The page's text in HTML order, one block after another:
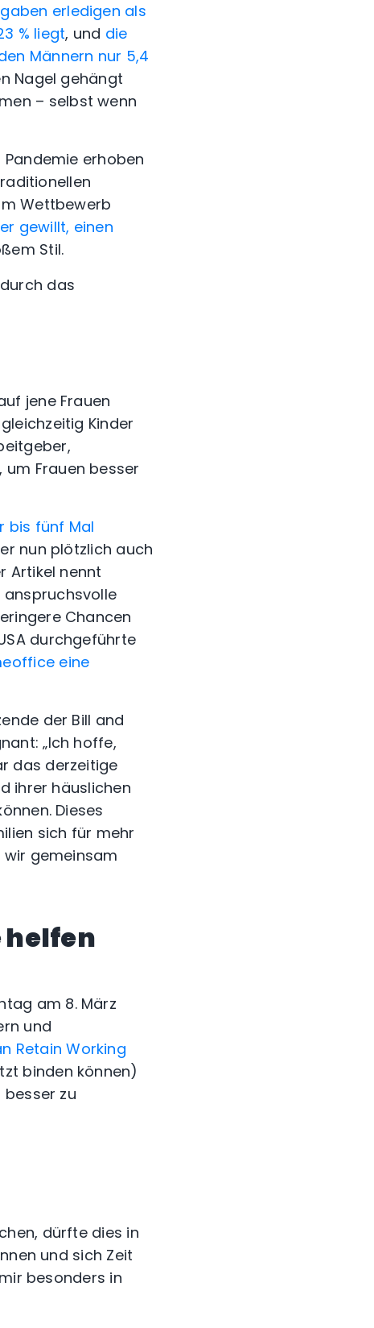
erledigen als
% liegt, und die
Männern nur 5,4
Nagel gehängt
– selbst wenn
erhoben
Wettbewerb
gewillt, einen
Stil.
das
jene Frauen
Kinder
Frauen besser
bis fünf Mal
nun plötzlich auch
Artikel nennt
anspruchsvolle
Chancen
durchgeführte
eine
der Bill and
„Ich hoffe,
das derzeitige
ihrer häuslichen
Dieses
sich für mehr
wir gemeinsam
helfen
am 8. März
und
Retain Working
binden können)
zu
dürfte dies in
und sich Zeit
besonders in